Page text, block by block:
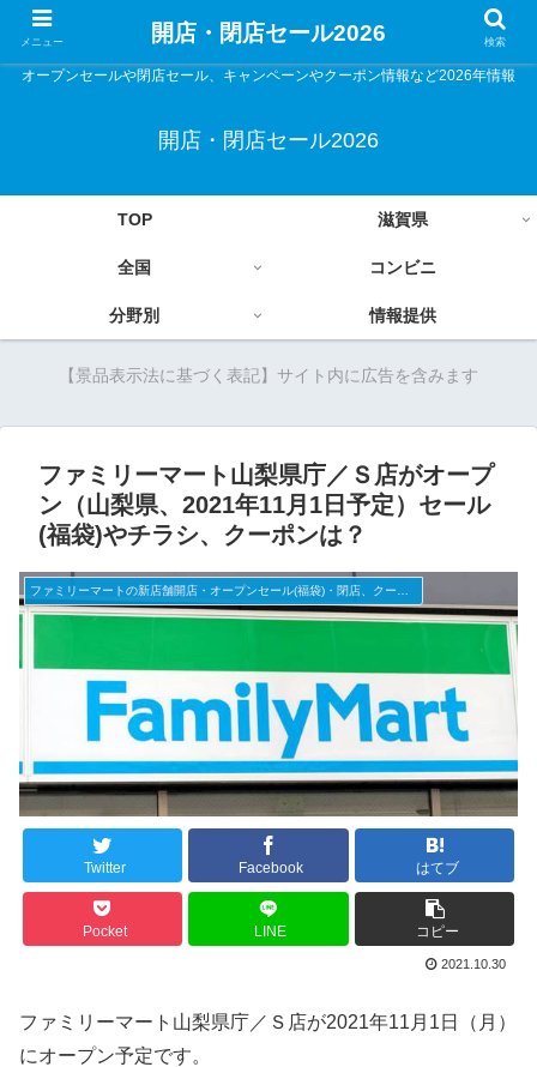
オープンセールや閉店セール、キャンペーンやクーポン情報など2026年情報
開店・閉店セール2026
TOP 滋賀県
全国 コンビニ
分野別 情報提供
【景品表示法に基づく表記】サイト内に広告を含みます
ファミリーマート山梨県庁／Ｓ店がオープ
ン（山梨県、2021年11月1日予定）セール
(福袋)やチラシ、クーポンは？
Twitter Facebook はてブ
Pocket LINE コピー
2021.10.30
ファミリーマート山梨県庁／Ｓ店が2021年11月1日（月）
にオープン予定です。
メニュー 開店・閉店セール2026 検索